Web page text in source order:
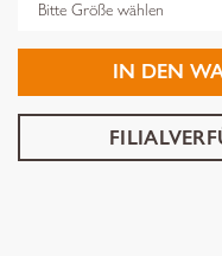
IN DEN